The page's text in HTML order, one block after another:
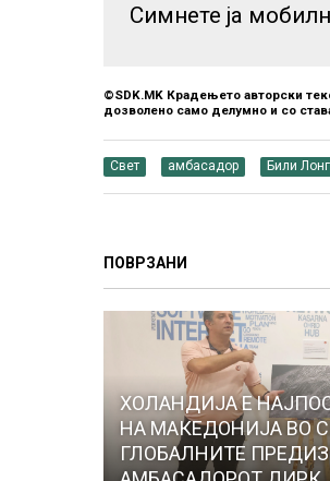
Симнете ја
©SDK.MK Крадењето авторски
дозволено само делумно и со
Свет амбасадор Били Лонг
ПОВРЗАНИ
ХОЛАНДИЈА Е
НА МАКЕДОНИЈА ВО
ГЛОБАЛНИТЕ